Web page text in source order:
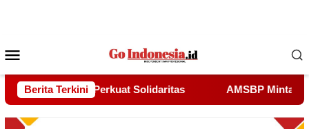
Mobile
Berita Terkini
AMSBP Minta Kejaksaan Buka Terang Dugaan “Pipa